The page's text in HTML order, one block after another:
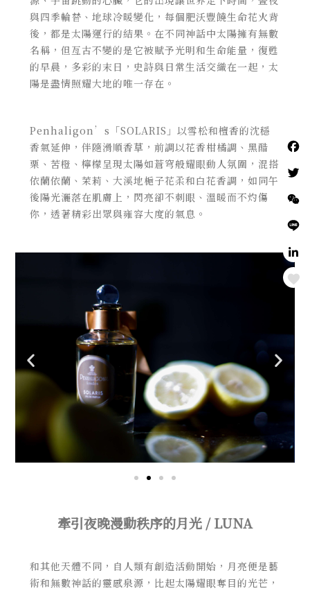
與四季輪替、地球冷暖變化，每個肥沃豐饒生命花火背
後，都是太陽運行的結果。在不同神話中太陽擁有無數
名稱，但亙古不變的是它被賦予光明和生命能量，復甦
的早晨，多彩的末日，史詩與日常生活交織在一起，太
陽是盡情照耀大地的唯一存在。
Penhaligon’s「SOLARIS」以雪松和檀香的沈穩
香氣延伸，伴隨滑順香草，前調以花香柑橘調、黑醋
栗、苦橙、檸檬呈現太陽如蒼穹般耀眼動人氛圍，混搭
依蘭依蘭、茉莉、大溪地梔子花柔和白花香調，如同午
後陽光灑落在肌膚上，閃亮卻不刺眼、溫暖而不灼傷
你，透著精彩出眾與雍容大度的氣息。
牽引夜晚漫動秩序的月光 / LUNA
和其他天體不同，自人類有創造活動開始，月亮便是藝
術和無數神話的靈感泉源，比起太陽耀眼奪目的光芒，
Love